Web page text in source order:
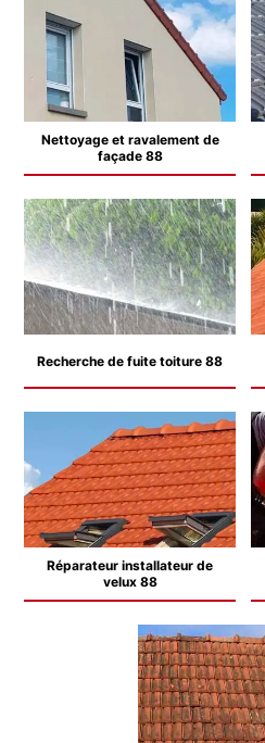
Nettoyage et ravalement de
façade 88
Recherche de fuite toiture 88
Réparateur installateur de
velux 88